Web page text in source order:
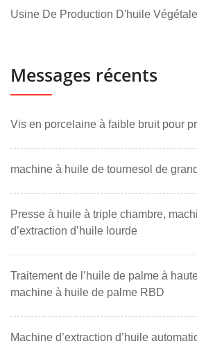
Usine De Production D'huile Végétale
Messages récents
Vis en porcelaine à faible bruit pour
machine à huile de tournesol de
Presse à huile à triple chambre,
d’extraction d’huile lourde
Traitement de l’huile de palme à
machine à huile de palme RBD
Machine d’extraction d’huile